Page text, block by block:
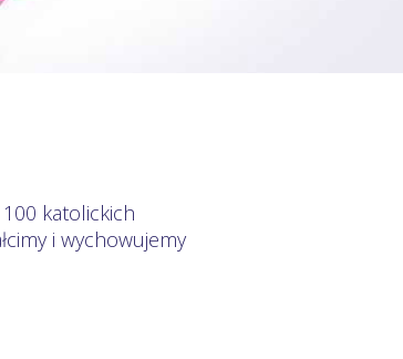
katolickich
i wychowujemy